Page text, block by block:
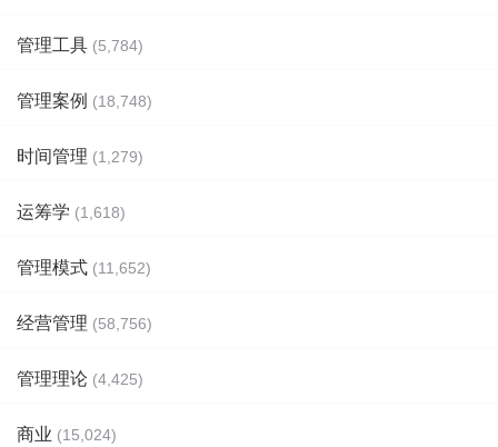
管理工具 (5,784)
管理案例 (18,748)
时间管理 (1,279)
运筹学 (1,618)
管理模式 (11,652)
经营管理 (58,756)
管理理论 (4,425)
商业 (15,024)